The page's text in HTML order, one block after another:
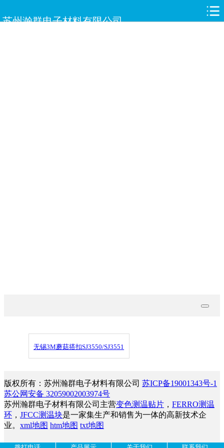
苏州瀚群电子材料有限公司
网站首页
无锡3M蘑菇搭扣SJ3550/SJ3551
版权所有：苏州瀚群电子材料有限公司 苏ICP备19001343号-1
苏公网安备 32059002003974号
苏州瀚群电子材料有限公司主营变色测温贴片 ， FERRO测温
环 ， JFCC测温块是一家集生产和销售为一体的高新技术企
业。 xml地图 htm地图 txt地图